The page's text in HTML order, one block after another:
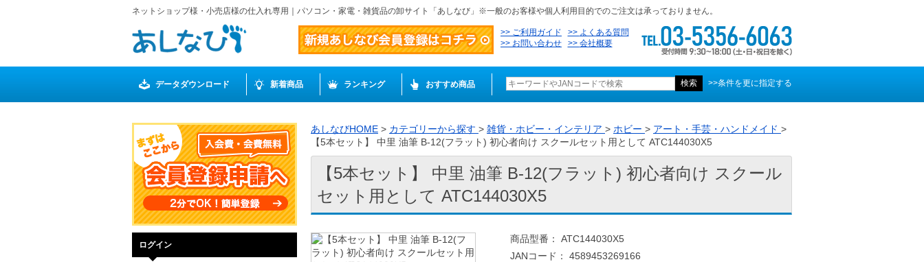
ネットショップ様・小売店様の仕入れ専用｜パソコン・家電・雑貨品の卸サイト「あしなび」※一般のお客様や個人利用目的でのご注文は承っておりません。
ご利用ガイド
よくある質問
お問い合わせ
会社概要
データダウンロード 新着商品 ランキング おすすめ商品 >>条件を更に指定する
ログイン
あしなびHOME > カテゴリーから探す > 雑貨・ホビー・インテリア > ホビー > アート・手芸・ハンドメイド >
【5本セット】 中里 油筆 B-12(フラット) 初心者向け スクールセット用として ATC144030X5
【5本セット】 中里 油筆 B-12(フラット) 初心者向け スクール
セット用として ATC144030X5
商品型番： ATC144030X5
JANコード： 4589453269166